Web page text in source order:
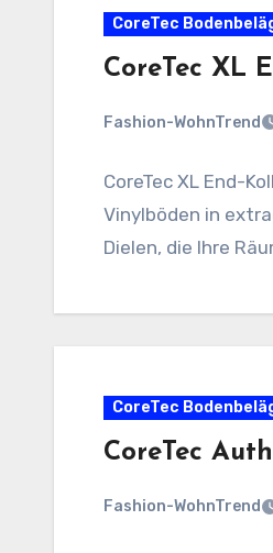
CoreTec
CoreTec XL
Fashion-WohnTrend
CoreTec XL End-
Vinylböden in
Dielen, die Ihre
CoreTec
CoreTec
Fashion-WohnTrend